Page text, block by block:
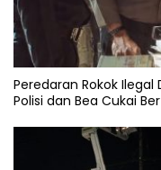
Peredaran Rokok
Polisi dan Bea Cukai